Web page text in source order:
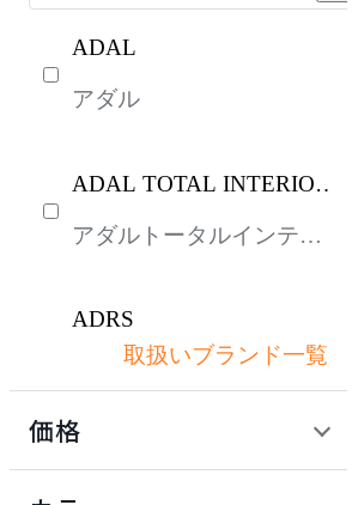
ADAL
アダル
ADAL TOTAL INTERIOR
アダルトータルインテリ
ADRS
アドレス
取扱いブランド一覧
価格